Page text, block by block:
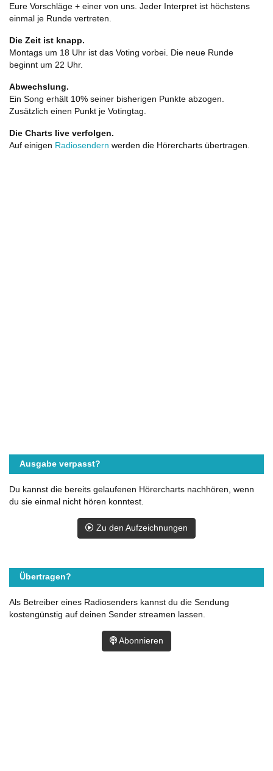
Eure Vorschläge + einer von uns. Jeder Interpret ist höchstens
einmal je Runde vertreten.
Die Zeit ist knapp.
Montags um 18 Uhr ist das Voting vorbei. Die neue Runde
beginnt um 22 Uhr.
Abwechslung.
Ein Song erhält 10% seiner bisherigen Punkte abzogen.
Zusätzlich einen Punkt je Votingtag.
Die Charts live verfolgen.
Auf einigen Radiosendern werden die Hörercharts übertragen.
Ausgabe verpasst?
Du kannst die bereits gelaufenen Hörercharts nachhören, wenn
du sie einmal nicht hören konntest.
Zu den Aufzeichnungen
Übertragen?
Als Betreiber eines Radiosenders kannst du die Sendung
kostengünstig auf deinen Sender streamen lassen.
Abonnieren